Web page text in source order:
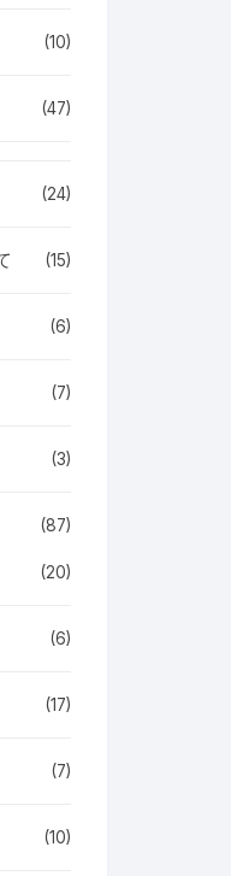
(10)
(47)
(24)
(15)
(6)
(7)
(3)
(87)
(20)
(6)
(17)
(7)
(10)